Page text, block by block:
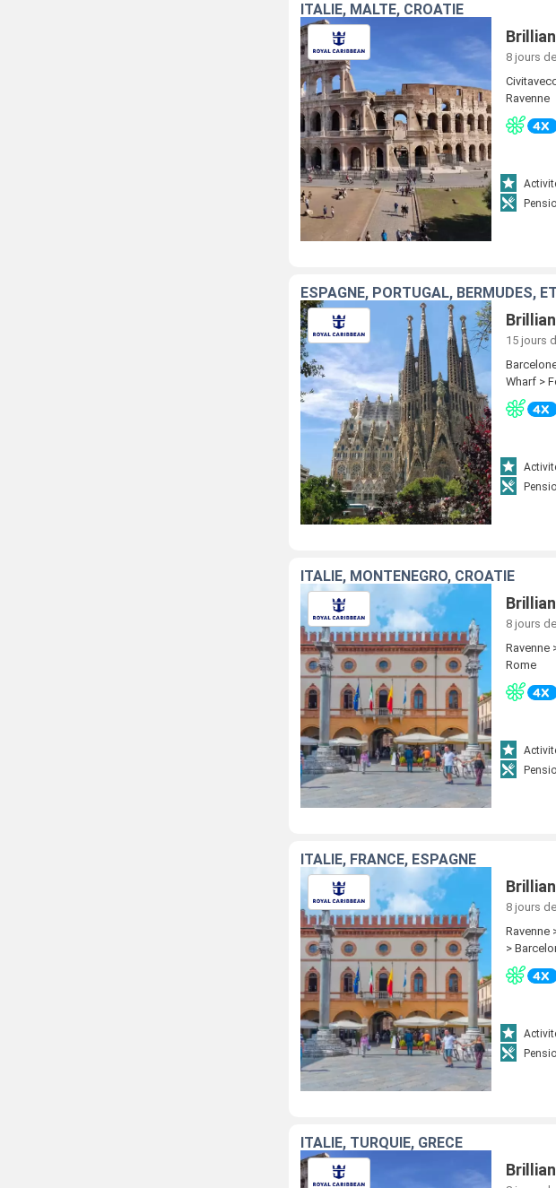
ITALIE, MALTE, CROATIE
8 jours
Ravenne
ESPAGNE, PORTUGAL, BERMUDES,
15 jours
Wharf >
ITALIE, MONTÉNÉGRO, CROATIE
8 jours
Ravenne
Rome
ITALIE, FRANCE, ESPAGNE
8 jours
Ravenne
>
ITALIE, TURQUIE, GRÈCE